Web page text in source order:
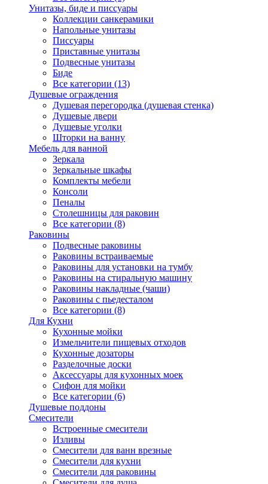
Унитазы, биде и писсуары
Коллекции санкерамики
Напольные унитазы
Писсуары
Приставные унитазы
Подвесные унитазы
Биде
Все категории (13)
Душевые ограждения
Душевая перегородка (душевая стенка)
Душевые двери
Душевые уголки
Шторки на ванну
Мебель для ванной
Зеркала
Зеркальные шкафы
Комплекты мебели
Консоли
Пеналы
Столешницы для раковин
Все категории (8)
Раковины
Подвесные раковины
Раковины встраиваемые
Раковины для установки на тумбу
Раковины на стиральную машину
Раковины накладные (чаши)
Раковины с пьедесталом
Все категории (8)
Для Кухни
Кухонные мойки
Измельчители пищевых отходов
Кухонные дозаторы
Разделочные доски
Аксессуары для кухонных моек
Сифон для мойки
Все категории (6)
Душевые поддоны
Смесители
Встроенные смесители
Изливы
Смесители для ванн врезные
Смесители для кухни
Смесители для раковины